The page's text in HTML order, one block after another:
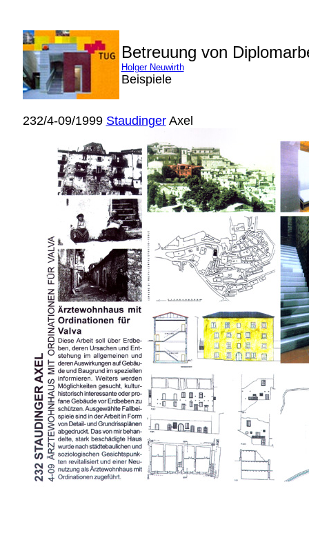
Betreuung von
Holger Neuwirth
Beispiele
232/4-09/1999 StaudingerAxel